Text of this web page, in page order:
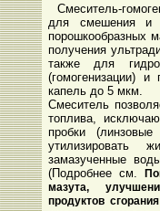
Смеситель-
для смешения и
порошкообразных
получения
также для
(гомогенизации)
капель до 5 мкм.
Смеситель
топлива,
пробки
замазученные
(Подробнее см.
мазута,
продуктов